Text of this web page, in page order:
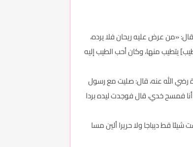
«من عرض عليه ريحان فلا يرده،
يتطيب منها، وكان أحب الطيب إليه
رضي الله عنه، قال: صليت مع رسول
فمسح خدي، قال فوجدت ليده بردا
قط ديباجا ولا حريرا ألين مسا